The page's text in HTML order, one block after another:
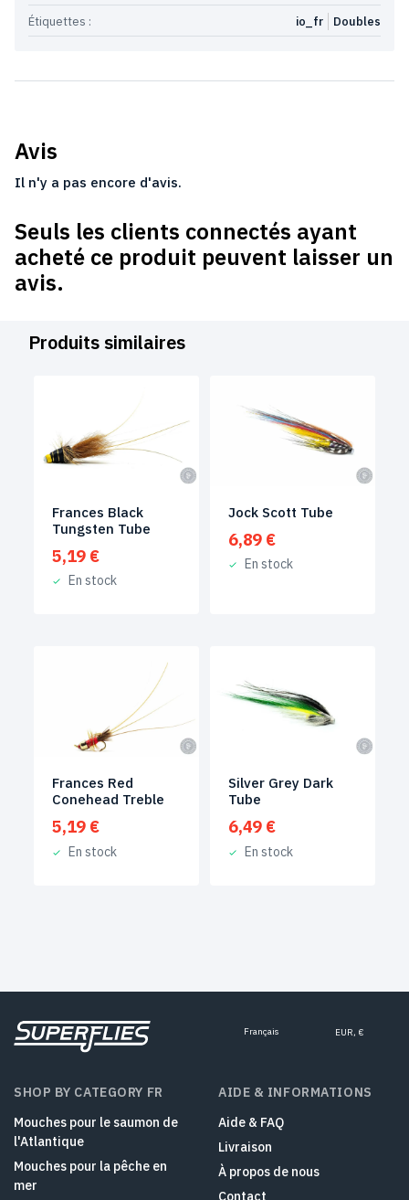
Étiquettes :
Doubles
io_fr
Avis
Il n'y a pas encore d'avis.
Seuls les clients connectés ayant
acheté ce produit peuvent laisser un
avis.
Produits similaires
Frances Black
Tungsten Tube
5,19 €
En stock
Jock Scott Tube
6,89 €
En stock
Frances Red
Conehead Treble
5,19 €
En stock
Silver Grey Dark
Tube
6,49 €
En stock
Français EUR, €
SHOP BY CATEGORY FR
Mouches pour le saumon de
l'Atlantique
Mouches pour la pêche en
mer
AIDE & INFORMATIONS
Aide & FAQ
Livraison
À propos de nous
Contact